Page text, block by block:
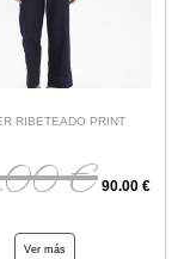
RIBETEADO PRINT
€ 90.00 €
Ver más